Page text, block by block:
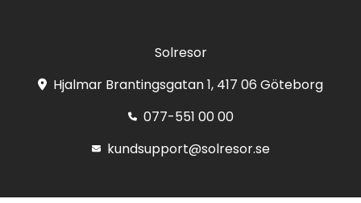
Solresor
Hjalmar Brantingsgatan 1, 417 06 Göteborg
077-551 00 00
kundsupport@solresor.se